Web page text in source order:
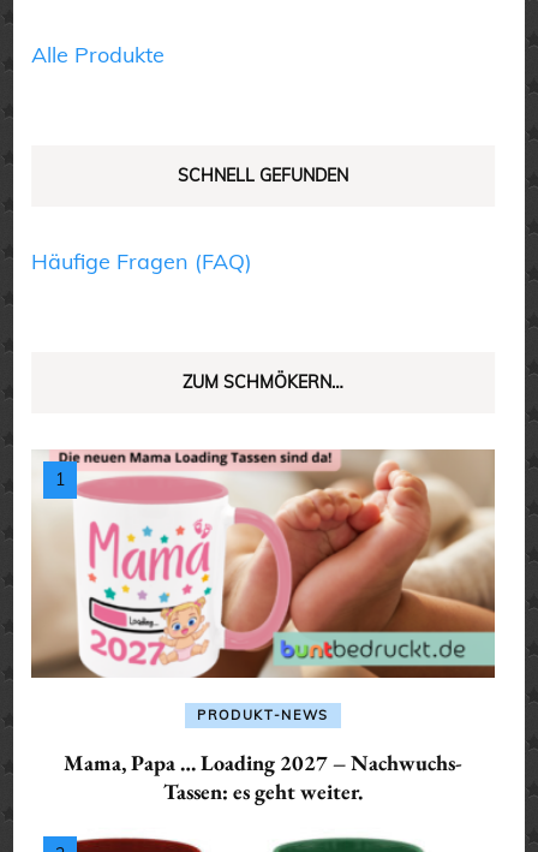
Alle Produkte
SCHNELL GEFUNDEN
Häufige Fragen (FAQ)
ZUM SCHMÖKERN…
PRODUKT-NEWS
Mama, Papa … Loading 2027 – Nachwuchs-
Tassen: es geht weiter.